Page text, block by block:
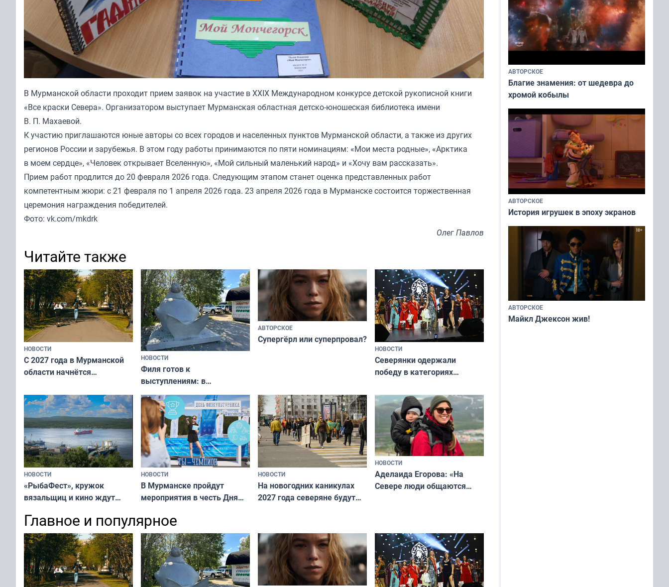
В Мурманской области проходит прием заявок на участие в XXIX Международном конкурсе детской рукописной книги
«Все краски Севера». Организатором выступает Мурманская областная детско-юношеская библиотека имени
В. П. Махаевой.
К участию приглашаются юные авторы со всех городов и населенных пунктов Мурманской области, а также из других
регионов России и зарубежья. В этом году работы принимаются по пяти номинациям: «Мои места родные», «Арктика
в моем сердце», «Человек открывает Вселенную», «Мой сильный маленький народ» и «Хочу вам рассказать».
Прием работ продлится до 20 февраля 2026 года. Следующим этапом станет оценка представленных работ
компетентным жюри: с 21 февраля по 1 апреля 2026 года. 23 апреля 2026 года в Мурманске состоится торжественная
церемония награждения победителей.
Фото: vk.com/mkdrk
Олег Павлов
Читайте также
НОВОСТИ
С 2027 года в Мурманской
области начнётся
подростков от ВПЧ
НОВОСТИ
Филя готов к
выступлениям: в
мурманском океанариуме
рассказали о состоянии
тюленей
АВТОРСКОЕ
Супергёрл или суперпровал?
НОВОСТИ
Северянки одержали
победу в категориях
«Мисс и Миссис Великая
Русь»
НОВОСТИ
«РыбаФест», кружок
вязальщиц и кино ждут
НОВОСТИ
В Мурманске пройдут
мероприятия в честь Дня
НОВОСТИ
На новогодних каникулах
2027 года северяне будут
НОВОСТИ
Аделаида Егорова: «На
Севере люди общаются
Главное и популярное
АВТОРСКОЕ
Благие знамения: от шедевра до
хромой кобылы
АВТОРСКОЕ
История игрушек в эпоху экранов
АВТОРСКОЕ
Майкл Джексон жив!